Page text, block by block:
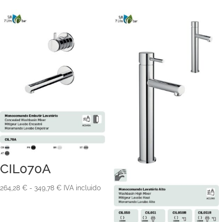
CIL070A
264,28 € - 349,78 €Rango
IVA incluido